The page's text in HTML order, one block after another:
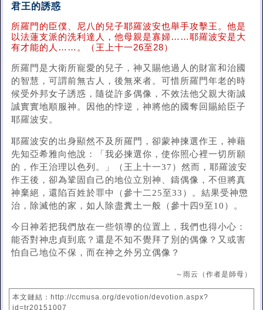
君王的誘惑
所羅門的臣僕、尼八的兒子耶羅波安也舉手攻擊王。他是
以法蓮支派的洗利達人，他母親是寡婦……耶羅波安是大
有才能的人……。（王上十一26至28）
所羅門是大衛所寵愛的兒子，神又賜他過人的財富和治國
的智慧，可謂前無古人，後無來者。可惜所羅門年老的時
候受外邦女子誘惑，隨從許多偶像，不效法他父親大衛誠
誠實實地順服神。因他的悖逆，神將他的國奪回賜給臣子
耶羅波安。
耶羅波安的出身顯然不及所羅門，卻蒙神揀選作王，神藉
先知亞希雅向他說：「我必揀選你，使你照心裡一切所願
的，作王治理以色列。」（王上十一37）然而，耶羅波安
作王後，卻為鞏固自己的地位立別神、鑄偶像，不但將真
神棄絕，還陷百姓於罪中（參十二25至33）。結果受神懲
治，除滅他的家，如人除盡糞土一般（參十四9至10）。
今日神若把我們放在一些領導的位置上，我們也得小心：
能否對神忠貞到底？還是不知不覺拜了別的偶像？又或害
怕自己地位不保，而在神之外另立偶像？
～雨云（作者是師母）
本文鏈結：http://ccmusa.org/devotion/devotion.aspx?
id=tr20151007